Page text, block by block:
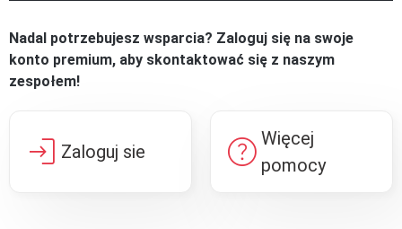
Nadal potrzebujesz wsparcia? Zaloguj się na swoje
konto premium, aby skontaktować się z naszym
zespołem!
login Zaloguj sie help Więcej
pomocy